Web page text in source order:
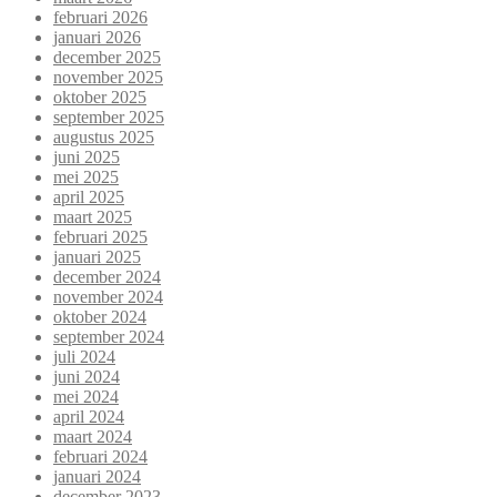
februari 2026
januari 2026
december 2025
november 2025
oktober 2025
september 2025
augustus 2025
juni 2025
mei 2025
april 2025
maart 2025
februari 2025
januari 2025
december 2024
november 2024
oktober 2024
september 2024
juli 2024
juni 2024
mei 2024
april 2024
maart 2024
februari 2024
januari 2024